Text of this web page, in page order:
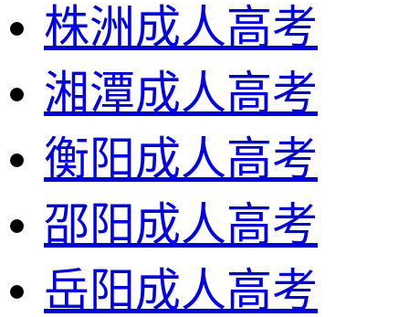
株洲成人高考
湘潭成人高考
衡阳成人高考
邵阳成人高考
岳阳成人高考